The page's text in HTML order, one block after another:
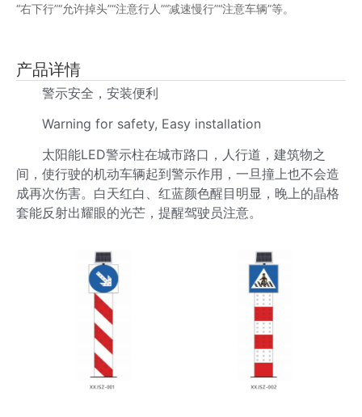
“右下行”“允许掉头”“注意行人”“减速慢行”“注意车辆”等。
产品详情
警示安全，安装便利
Warning for safety, Easy installation
太阳能LED警示柱在城市路口，人行道，建筑物之
间，使行驶的机动车辆起到警示作用，一旦撞上也不会造
成再次伤害。白天红白、红蓝颜色醒目明显，晚上的晶格
套能反射出耀眼的光芒，提醒驾驶员注意。